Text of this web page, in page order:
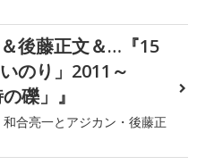
後藤正文＆…『15
のり」2011～
礫」』
合亮一とアジカン・後藤正